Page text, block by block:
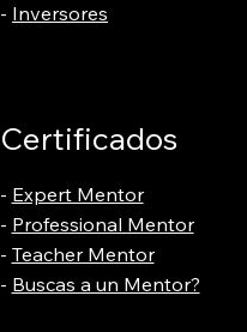
- Inversores
Certificados
- Expert Mentor
- Professional Mentor
- Teacher Mentor
- Buscas a un Mentor?